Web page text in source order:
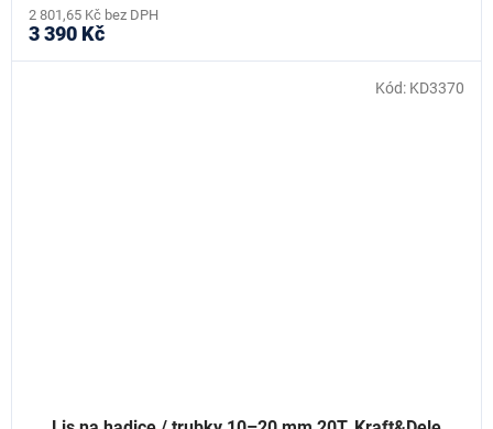
2 801,65 Kč bez DPH
3 390 Kč
Kód: KD3370